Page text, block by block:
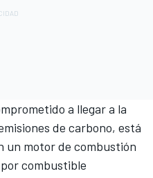
a llegar a la
de carbono, está
un motor de combustión
combustible